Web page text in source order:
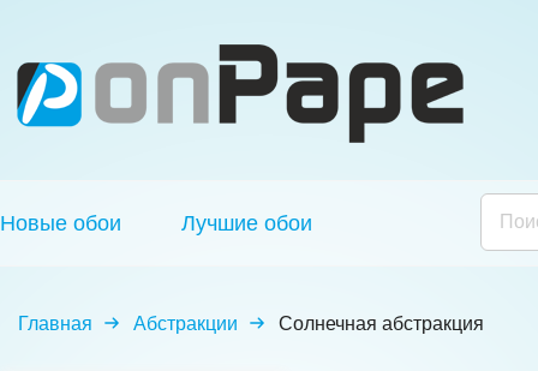
Новые обои Лучшие обои
Главная Абстракции Солнечная абстракция